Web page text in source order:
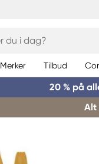
Merker Tilbud
20 % på
Alt